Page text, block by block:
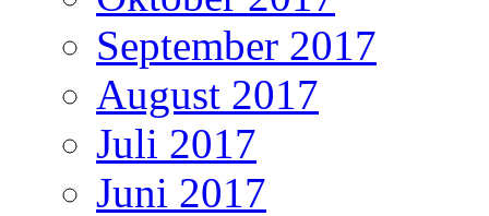
September 2017
August 2017
Juli 2017
Juni 2017